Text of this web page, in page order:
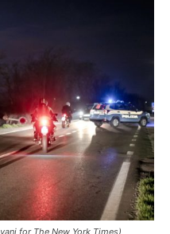
for The New York Times)